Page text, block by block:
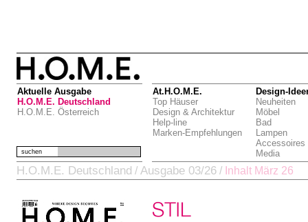
Aktuelle Ausgabe
H.O.M.E. Deutschland
H.O.M.E. Österreich
At.H.O.M.E.
Top Häuser
Design & Architektur
Help-line
Marken-Empfehlungen
Design-
Neuheiten
Möbel
Bad
Lampen
Accessoires
Media
suchen
H.O.M.E. Deutschland / Ausgabe 03/26 / Inhalt März 26